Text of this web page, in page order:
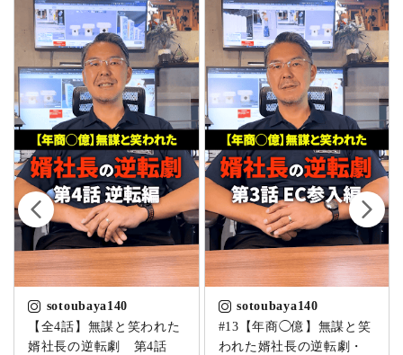
sotoubaya140
【全4話】無謀と笑われた
婿社長の逆転劇 第4話
sotoubaya140
#13【年商◯億】無謀と笑
われた婿社長の逆転劇・